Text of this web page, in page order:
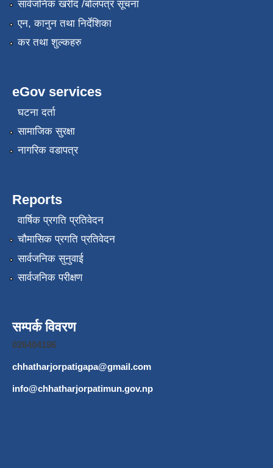
सार्वजनिक खरीद /बोलपत्र सूचना
एन, कानुन तथा निर्देशिका
कर तथा शुल्कहरु
eGov services
घटना दर्ता
सामाजिक सुरक्षा
नागरिक वडापत्र
Reports
वार्षिक प्रगति प्रतिवेदन
चौमासिक प्रगति प्रतिवेदन
सार्वजनिक सुनुवाई
सार्वजनिक परीक्षण
सम्पर्क विवरण
026404196
chhatharjorpatigapa@gmail.com
info@chhatharjorpatimun.gov.np